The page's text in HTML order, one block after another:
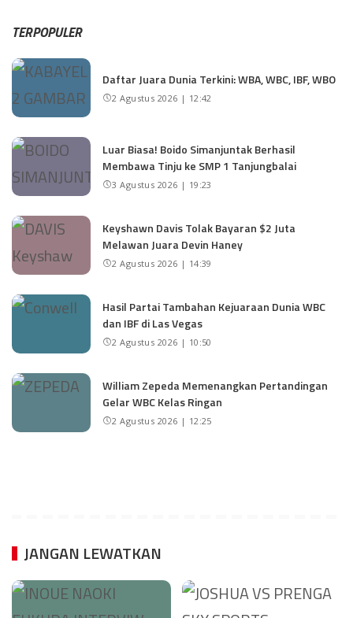
TERPOPULER
Daftar Juara Dunia Terkini: WBA, WBC, IBF, WBO
2 Agustus 2026 | 12:42
Luar Biasa! Boido Simanjuntak Berhasil
Membawa Tinju ke SMP 1 Tanjungbalai
3 Agustus 2026 | 19:23
Keyshawn Davis Tolak Bayaran $2 Juta
Melawan Juara Devin Haney
2 Agustus 2026 | 14:39
Hasil Partai Tambahan Kejuaraan Dunia WBC
dan IBF di Las Vegas
2 Agustus 2026 | 10:50
William Zepeda Memenangkan Pertandingan
Gelar WBC Kelas Ringan
2 Agustus 2026 | 12:25
JANGAN LEWATKAN